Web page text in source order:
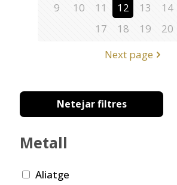
9
10 11 12 13 14
17
18 19
20
Next page
Netejar filtres
Metall
Aliatge